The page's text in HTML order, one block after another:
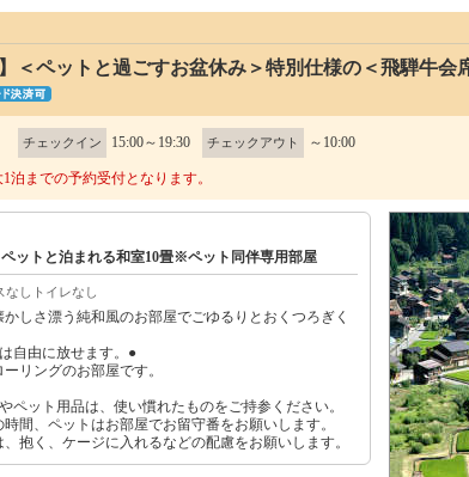
】＜ペットと過ごすお盆休み＞特別仕様の＜飛騨牛会
チェックイン 15:00～19:30 チェックアウト ～10:00
泊までの予約受付となります。
ペットと泊まれる和室10畳※ペット同伴専用部屋
しトイレなし
しさ漂う純和風のお部屋でごゆるりとおくつろぎく
自由に放せます。●
リングのお部屋です。
ペット用品は、使い慣れたものをご持参ください。
間、ペットはお部屋でお留守番をお願いします。
抱く、ケージに入れるなどの配慮をお願いします。